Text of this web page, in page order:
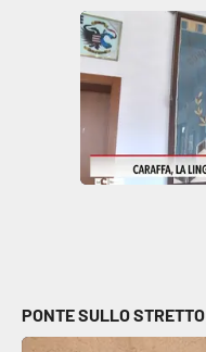
PONTE SULLO STRETTO